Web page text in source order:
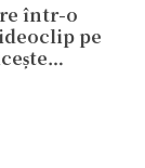
într-o
pe